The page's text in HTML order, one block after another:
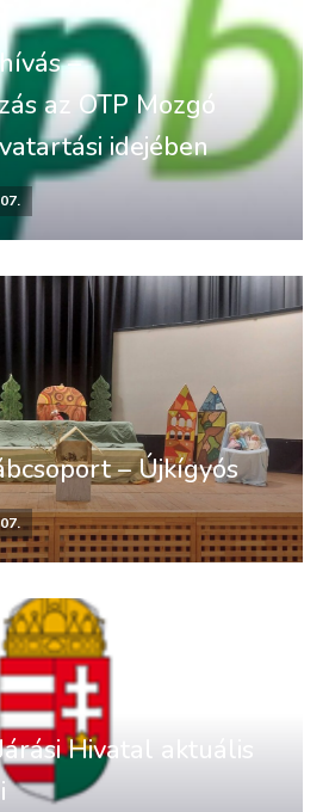
–
az OTP Mozgó
idejében
– Újkígyós
Hivatal aktuális